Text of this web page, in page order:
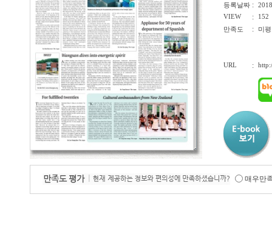
등록날짜 :
VIEW
:
152
만족도
: 미
URL :
매우만